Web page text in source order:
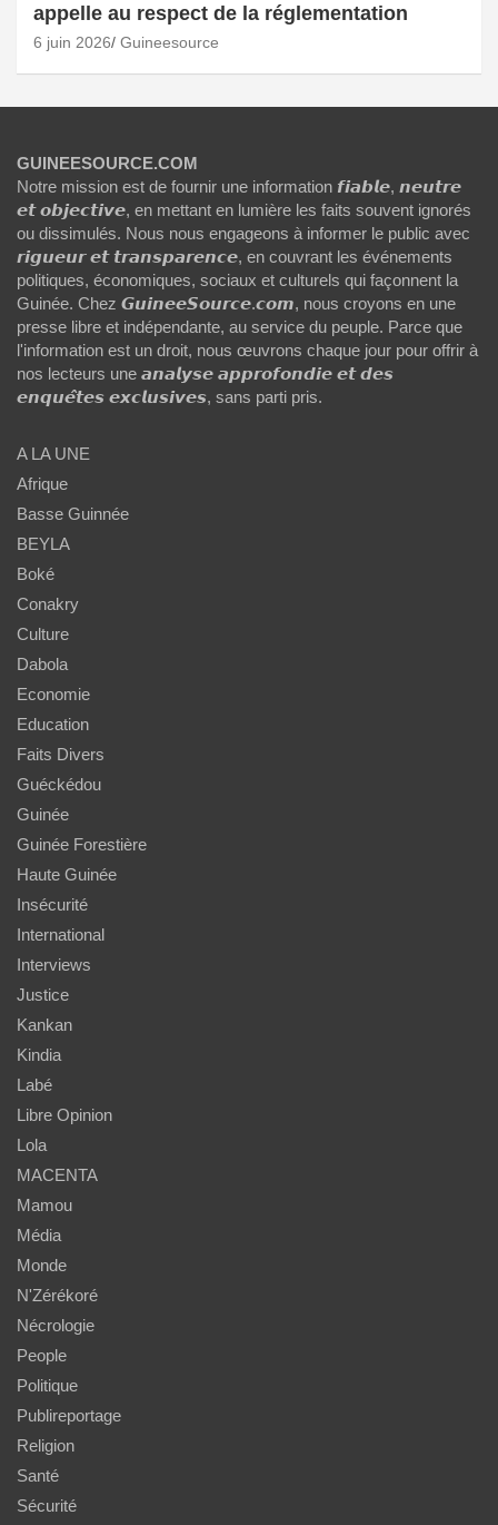
appelle au respect de la réglementation
6 juin 2026 Guineesource
GUINEESOURCE.COM
Notre mission est de fournir une information 𝙛𝙞𝙖𝙗𝙡𝙚, 𝙣𝙚𝙪𝙩𝙧𝙚
𝙚𝙩 𝙤𝙗𝙟𝙚𝙘𝙩𝙞𝙫𝙚, en mettant en lumière les faits souvent ignorés
ou dissimulés. Nous nous engageons à informer le public avec
𝙧𝙞𝙜𝙪𝙚𝙪𝙧 𝙚𝙩 𝙩𝙧𝙖𝙣𝙨𝙥𝙖𝙧𝙚𝙣𝙘𝙚, en couvrant les événements
politiques, économiques, sociaux et culturels qui façonnent la
Guinée. Chez 𝙂𝙪𝙞𝙣𝙚𝙚𝙎𝙤𝙪𝙧𝙘𝙚.𝙘𝙤𝙢, nous croyons en une
presse libre et indépendante, au service du peuple. Parce que
l'information est un droit, nous œuvrons chaque jour pour offrir à
nos lecteurs une 𝙖𝙣𝙖𝙡𝙮𝙨𝙚 𝙖𝙥𝙥𝙧𝙤𝙛𝙤𝙣𝙙𝙞𝙚 𝙚𝙩 𝙙𝙚𝙨
𝙚𝙣𝙦𝙪𝙚̂𝙩𝙚𝙨 𝙚𝙭𝙘𝙡𝙪𝙨𝙞𝙫𝙚𝙨, sans parti pris.
A LA UNE
Afrique
Basse Guinnée
BEYLA
Boké
Conakry
Culture
Dabola
Economie
Education
Faits Divers
Guéckédou
Guinée
Guinée Forestière
Haute Guinée
Insécurité
International
Interviews
Justice
Kankan
Kindia
Labé
Libre Opinion
Lola
MACENTA
Mamou
Média
Monde
N'Zérékoré
Nécrologie
People
Politique
Publireportage
Religion
Santé
Sécurité